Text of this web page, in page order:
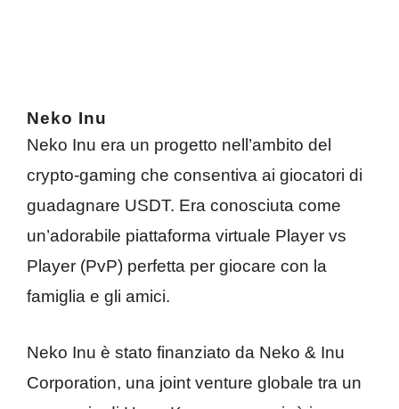
Neko Inu
Neko Inu era un progetto nell’ambito del
crypto-gaming che consentiva ai giocatori di
guadagnare USDT. Era conosciuta come
un’adorabile piattaforma virtuale Player vs
Player (PvP) perfetta per giocare con la
famiglia e gli amici.
Neko Inu è stato finanziato da Neko & Inu
Corporation, una joint venture globale tra un